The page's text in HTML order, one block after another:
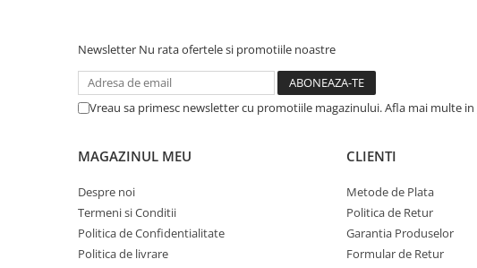
Newsletter Nu rata ofertele si promotiile noastre
Vreau sa primesc newsletter cu promotiile magazinului. Afla mai multe in
MAGAZINUL MEU
Despre noi
Termeni si Conditii
Politica de Confidentialitate
Politica de livrare
CLIENTI
Metode de Plata
Politica de Retur
Garantia Produselor
Formular de Retur